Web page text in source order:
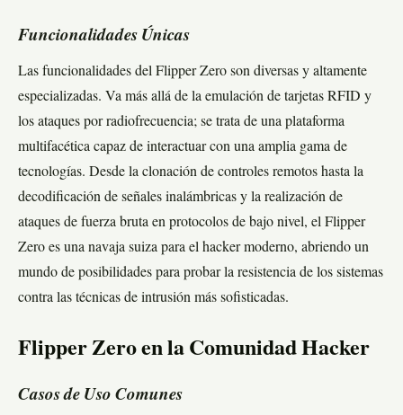
Funcionalidades Únicas
Las funcionalidades del Flipper Zero son diversas y altamente
especializadas. Va más allá de la emulación de tarjetas RFID y
los ataques por radiofrecuencia; se trata de una plataforma
multifacética capaz de interactuar con una amplia gama de
tecnologías. Desde la clonación de controles remotos hasta la
decodificación de señales inalámbricas y la realización de
ataques de fuerza bruta en protocolos de bajo nivel, el Flipper
Zero es una navaja suiza para el hacker moderno, abriendo un
mundo de posibilidades para probar la resistencia de los sistemas
contra las técnicas de intrusión más sofisticadas.
Flipper Zero en la Comunidad Hacker
Casos de Uso Comunes